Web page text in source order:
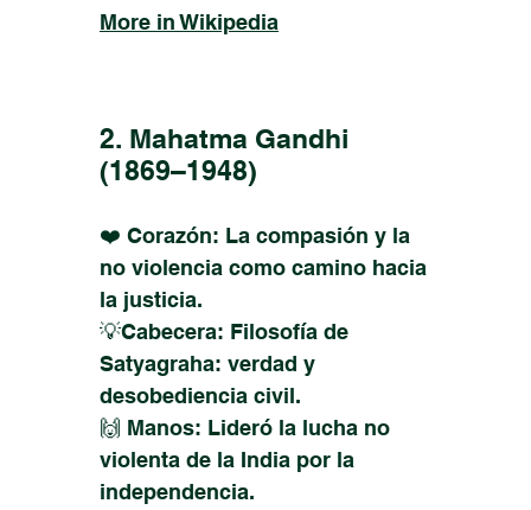
More in Wikipedia
2. Mahatma Gandhi
(1869–1948)
❤️ Corazón: La compasión y la
no violencia como camino hacia
la justicia.
💡Cabecera: Filosofía de
Satyagraha: verdad y
desobediencia civil.
🙌 Manos: Lideró la lucha no
violenta de la India por la
independencia.